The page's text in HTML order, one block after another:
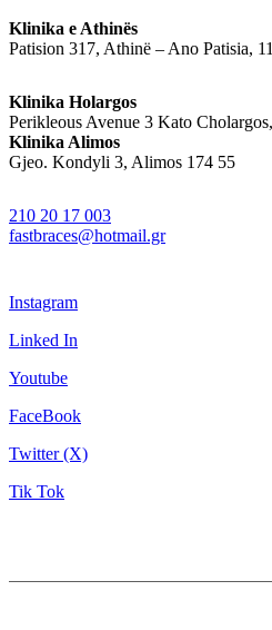
Klinika e Athinës
Patision 317, Athinë – Ano Patisia,
Klinika Holargos
Perikleous Avenue 3 Kato
Klinika Alimos
Gjeo. Kondyli 3, Alimos 174 55
210 20 17 003
fastbraces@hotmail.gr
Instagram
Linked In
Youtube
FaceBook
Twitter (X)
Tik Tok